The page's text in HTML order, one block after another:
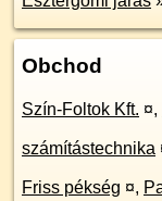
Obchod
Szín-Foltok Kft. ¤,
számítástechnika
Friss pékség ¤,